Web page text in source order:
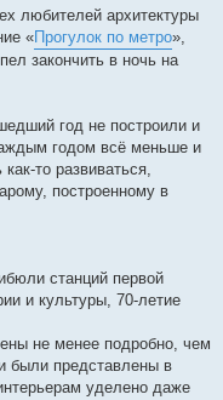
любителей архитектуры
«Прогулок по метро»,
закончить в ночь на
год не построили и
годом всё меньше и
то развиваться,
построенному в
станций первой
и культуры, 70-летие
не менее подробно, чем
были представлены в
уделено даже